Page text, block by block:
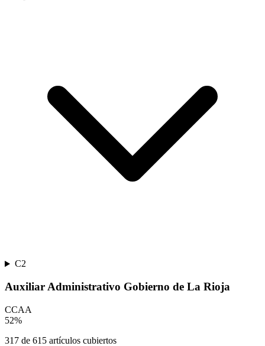
C2
Auxiliar Administrativo Gobierno de La Rioja
CCAA
52%
317 de 615 artículos cubiertos